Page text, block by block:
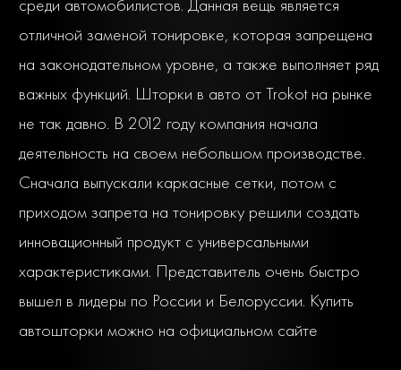
среди автомобилистов. Данная вещь является
отличной заменой тонировке, которая запрещена
на законодательном уровне, а также выполняет ряд
важных функций. Шторки в авто от Trokot на рынке
не так давно. В 2012 году компания начала
деятельность на своем небольшом производстве.
Сначала выпускали каркасные сетки, потом с
приходом запрета на тонировку решили создать
инновационный продукт с универсальными
характеристиками. Представитель очень быстро
вышел в лидеры по России и Белоруссии. Купить
автошторки можно на официальном сайте